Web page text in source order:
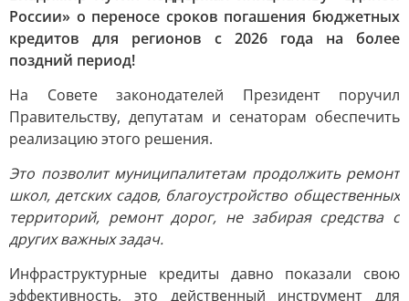
России» о переносе сроков погашения бюджетных
кредитов для регионов с 2026 года на более
поздний период!
На Совете законодателей Президент поручил
Правительству, депутатам и сенаторам обеспечить
реализацию этого решения.
Это позволит муниципалитетам продолжить ремонт
школ, детских садов, благоустройство общественных
территорий, ремонт дорог, не забирая средства с
других важных задач.
Инфраструктурные кредиты давно показали свою
эффективность, это действенный инструмент для